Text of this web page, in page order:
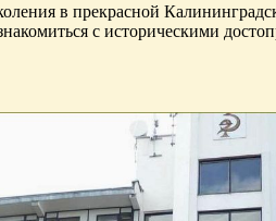
в прекрасной
с историческими